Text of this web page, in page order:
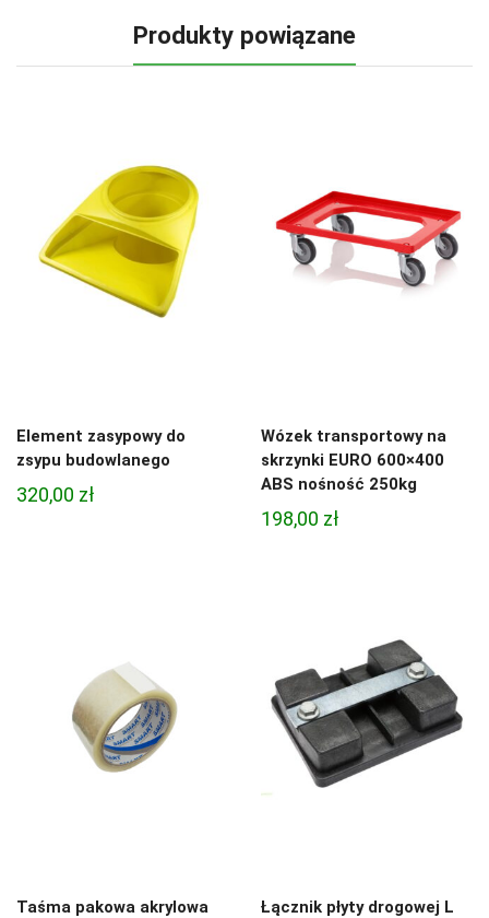
Produkty powiązane
Element zasypowy do
zsypu budowlanego
320,00 zł
Wózek transportowy na
skrzynki EURO 600×400
ABS nośność 250kg
198,00 zł
Taśma pakowa akrylowa
Łącznik płyty drogowej L